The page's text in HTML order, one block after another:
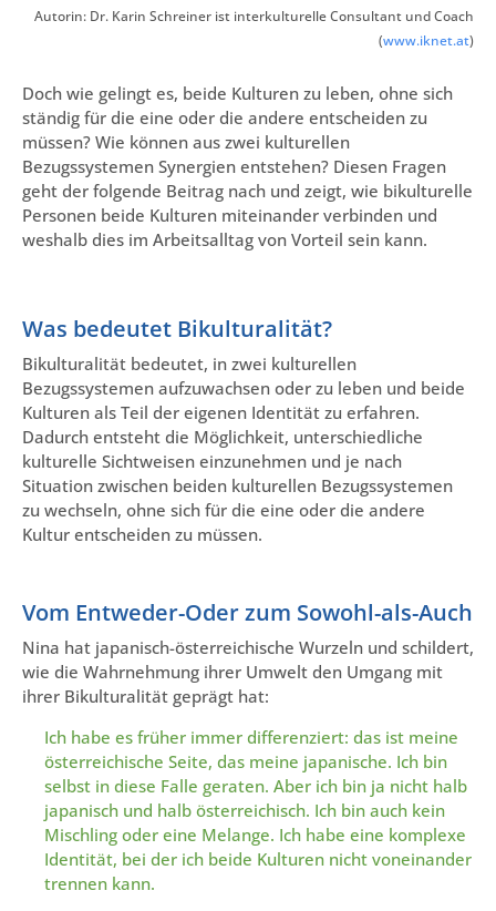
Autorin: Dr. Karin Schreiner ist interkulturelle Consultant und Coach
(www.iknet.at)
Doch wie gelingt es, beide Kulturen zu leben, ohne sich
ständig für die eine oder die andere entscheiden zu
müssen? Wie können aus zwei kulturellen
Bezugssystemen Synergien entstehen? Diesen Fragen
geht der folgende Beitrag nach und zeigt, wie bikulturelle
Personen beide Kulturen miteinander verbinden und
weshalb dies im Arbeitsalltag von Vorteil sein kann.
Was bedeutet Bikulturalität?
Bikulturalität bedeutet, in zwei kulturellen
Bezugssystemen aufzuwachsen oder zu leben und beide
Kulturen als Teil der eigenen Identität zu erfahren.
Dadurch entsteht die Möglichkeit, unterschiedliche
kulturelle Sichtweisen einzunehmen und je nach
Situation zwischen beiden kulturellen Bezugssystemen
zu wechseln, ohne sich für die eine oder die andere
Kultur entscheiden zu müssen.
Vom Entweder-Oder zum Sowohl-als-Auch
Nina hat japanisch-österreichische Wurzeln und schildert,
wie die Wahrnehmung ihrer Umwelt den Umgang mit
ihrer Bikulturalität geprägt hat:
Ich habe es früher immer differenziert: das ist meine
österreichische Seite, das meine japanische. Ich bin
selbst in diese Falle geraten. Aber ich bin ja nicht halb
japanisch und halb österreichisch. Ich bin auch kein
Mischling oder eine Melange. Ich habe eine komplexe
Identität, bei der ich beide Kulturen nicht voneinander
trennen kann.